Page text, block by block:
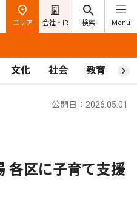
エリア 会社・IR 検索 Menu
文化 社会 教育 ス
公開日：2026.05.01
各区に子育て支援